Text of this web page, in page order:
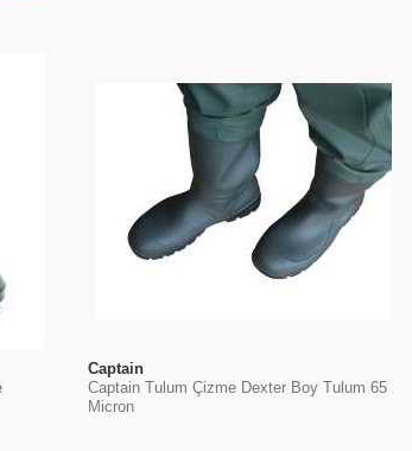
Captain
Captain Tulum Çizme Dexter Boy Tulum 65
Micron